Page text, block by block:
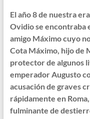
El año 8 de nuestra
Ovidio se encontraba
amigo Máximo cuyo
Cota Máximo, hijo de
protector de algunos
emperador Augusto
acusación de graves
rápidamente en
fulminante de